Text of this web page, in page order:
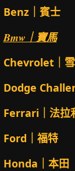
Benz｜賓士
Bmw｜寶馬
Chevrolet｜
Dodge
Ferrari｜法拉
Ford｜福特
Honda｜本田